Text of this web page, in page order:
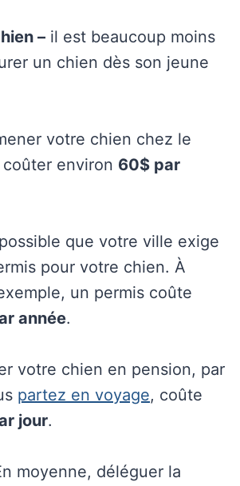
– il est beaucoup moins
un chien dès son jeune
votre chien chez le
environ 60$ par
que votre ville exige
pour votre chien. À
un permis coûte
année.
votre chien en pension, par
partez en voyage, coûte
jour.
moyenne, déléguer la